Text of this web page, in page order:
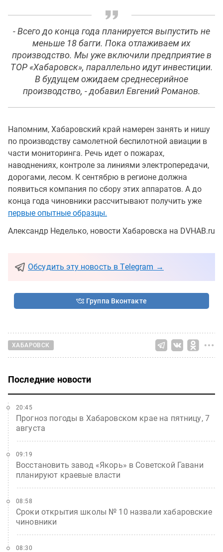
- Всего до конца года планируется выпустить не
меньше 18 багги. Пока отлаживаем их
производство. Мы уже включили предприятие в
ТОР «Хабаровск», параллельно идут инвестиции.
В будущем ожидаем среднесерийное
производство, - добавил Евгений Романов.
Напомним, Хабаровский край намерен занять и нишу
по производству самолетной беспилотной авиации в
части мониторинга. Речь идет о пожарах,
наводнениях, контроле за линиями электропередачи,
дорогами, лесом. К сентябрю в регионе должна
появиться компания по сбору этих аппаратов. А до
конца года чиновники рассчитывают получить уже
первые опытные образцы.
Александр Неделько, новости Хабаровска на DVHAB.ru
Обсудить эту новость в Telegram →
Группа Вконтакте
ХАБАРОВСК
Последние новости
Прогноз погоды в Хабаровском крае на пятницу, 7
августа
20:45
Восстановить завод «Якорь» в Советской Гавани
планируют краевые власти
09:19
Сроки открытия школы № 10 назвали хабаровские
чиновники
08:58
08:30